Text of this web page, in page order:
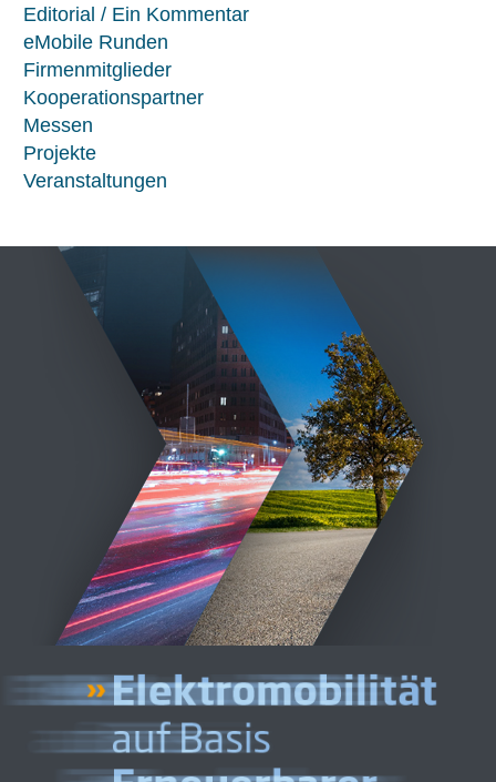
Editorial / Ein Kommentar
eMobile Runden
Firmenmitglieder
Kooperationspartner
Messen
Projekte
Veranstaltungen